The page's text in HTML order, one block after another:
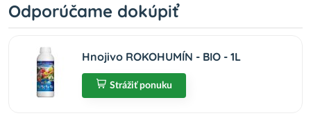
Odporúčame dokúpiť
Hnojivo ROKOHUMÍN - BIO - 1L
Strážiť ponuku